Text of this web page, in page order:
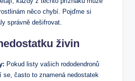
něco chybí. Pojďme si
‍správně dešifrovat.
živin
Pokud listy vašich rododendronů
se, často to znamená nedostatek‌